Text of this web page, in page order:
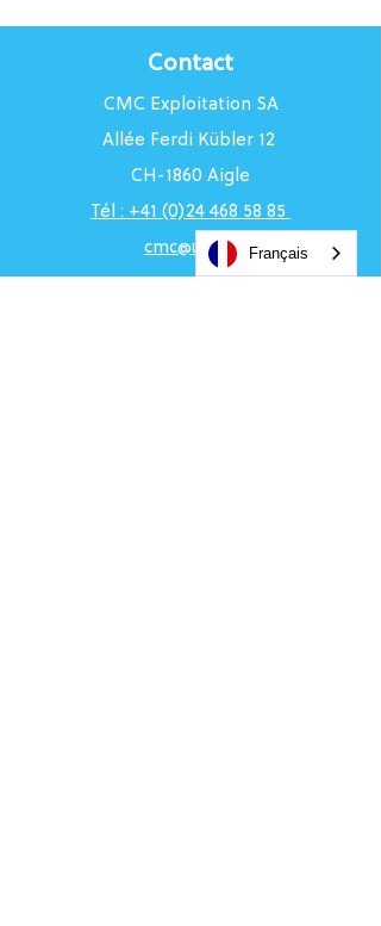
Contact
CMC Exploitation SA
Allée Ferdi Kübler 12
CH-1860 Aigle
Tél : +41 (0)24 468 58 85
cmc@uci.ch
Français